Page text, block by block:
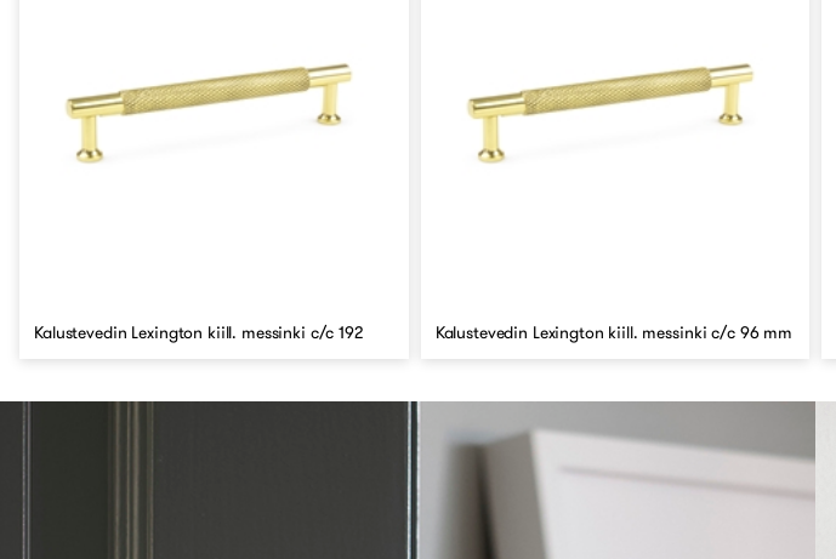
Kalustevedin Lexington kiill. messinki c/c 192 Kalustevedin Lexington kiill. messinki c/c 96 mm